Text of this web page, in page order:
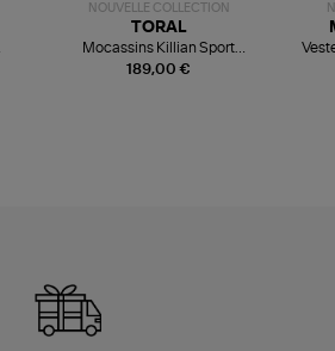
NOUVELLE COLLECTION
189,00 €
TORAL
Mocassins Killian Sport
Mousse